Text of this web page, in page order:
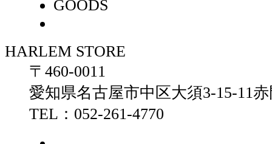
HARLEM STORE
〒460-0011
愛知県名古屋市中区大須3-15-11
TEL：052-261-4770